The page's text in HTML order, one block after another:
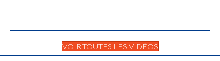
VOIR TOUTES LES VIDÉOS